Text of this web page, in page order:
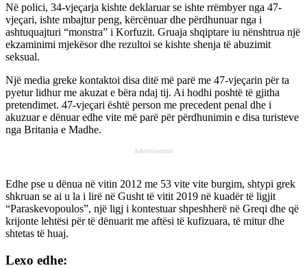
Në polici, 34-vjeçarja kishte deklaruar se ishte rrëmbyer nga 47-
vjeçari, ishte mbajtur peng, kërcënuar dhe përdhunuar nga i
ashtuquajturi “monstra” i Korfuzit. Gruaja shqiptare iu nënshtrua një
ekzaminimi mjekësor dhe rezultoi se kishte shenja të abuzimit
seksual.
Një media greke kontaktoi disa ditë më parë me 47-vjeçarin për ta
pyetur lidhur me akuzat e bëra ndaj tij. Ai hodhi poshtë të gjitha
pretendimet. 47-vjeçari është person me precedent penal dhe i
akuzuar e dënuar edhe vite më parë për përdhunimin e disa turisteve
nga Britania e Madhe.
Advertisement
Edhe pse u dënua në vitin 2012 me 53 vite vite burgim, shtypi grek
shkruan se ai u la i lirë në Gusht të vitit 2019 në kuadër të ligjit
“Paraskevopoulos”, një ligj i kontestuar shpeshherë në Greqi dhe që
krijonte lehtësi për të dënuarit me aftësi të kufizuara, të mitur dhe
shtetas të huaj.
Lexo edhe: